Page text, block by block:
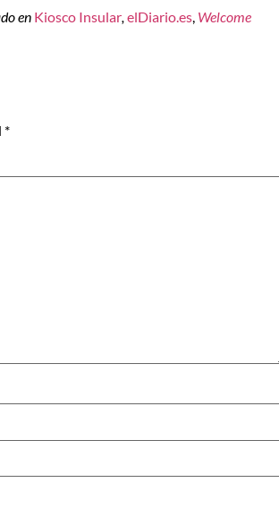
en Kiosco Insular,elDiario.es, Welcome
*